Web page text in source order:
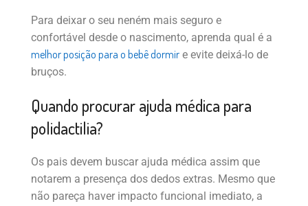
Para deixar o seu neném mais seguro e
confortável desde o nascimento, aprenda qual é a
melhor posição para o bebê dormir e evite deixá-lo de
bruços.
Quando procurar ajuda médica para
polidactilia?
Os pais devem buscar ajuda médica assim que
notarem a presença dos dedos extras. Mesmo que
não pareça haver impacto funcional imediato, a